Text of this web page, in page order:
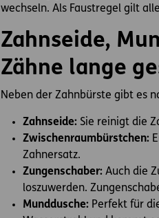
wechseln. Als Faustregel gilt
Zahnseide,
Zähne lange
Neben der Zahnbürste gibt es
Zahnseide: Sie reinigt die
Zwischenraumbürstchen:
Zahnersatz.
Zungenschaber: Auch die
loszuwerden.
Munddusche: Perfekt für